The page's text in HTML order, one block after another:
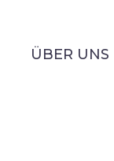
ÜBER UNS